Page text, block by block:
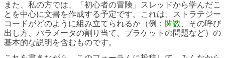
また、私の方では、「初心者の冒険」スレッドから学んだこ
とを中心に文書を作成する予定です。これは、ストラテジー
コードがどのように組み立てられるか（例： 関数 、その呼び
出し方、パラメータの割り当て、ブラケットの問題など）の
基本的な説明を含むものです。